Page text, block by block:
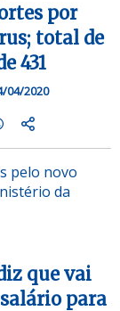
por
total de
431
04/2020
pelo novo
da
que vai
para